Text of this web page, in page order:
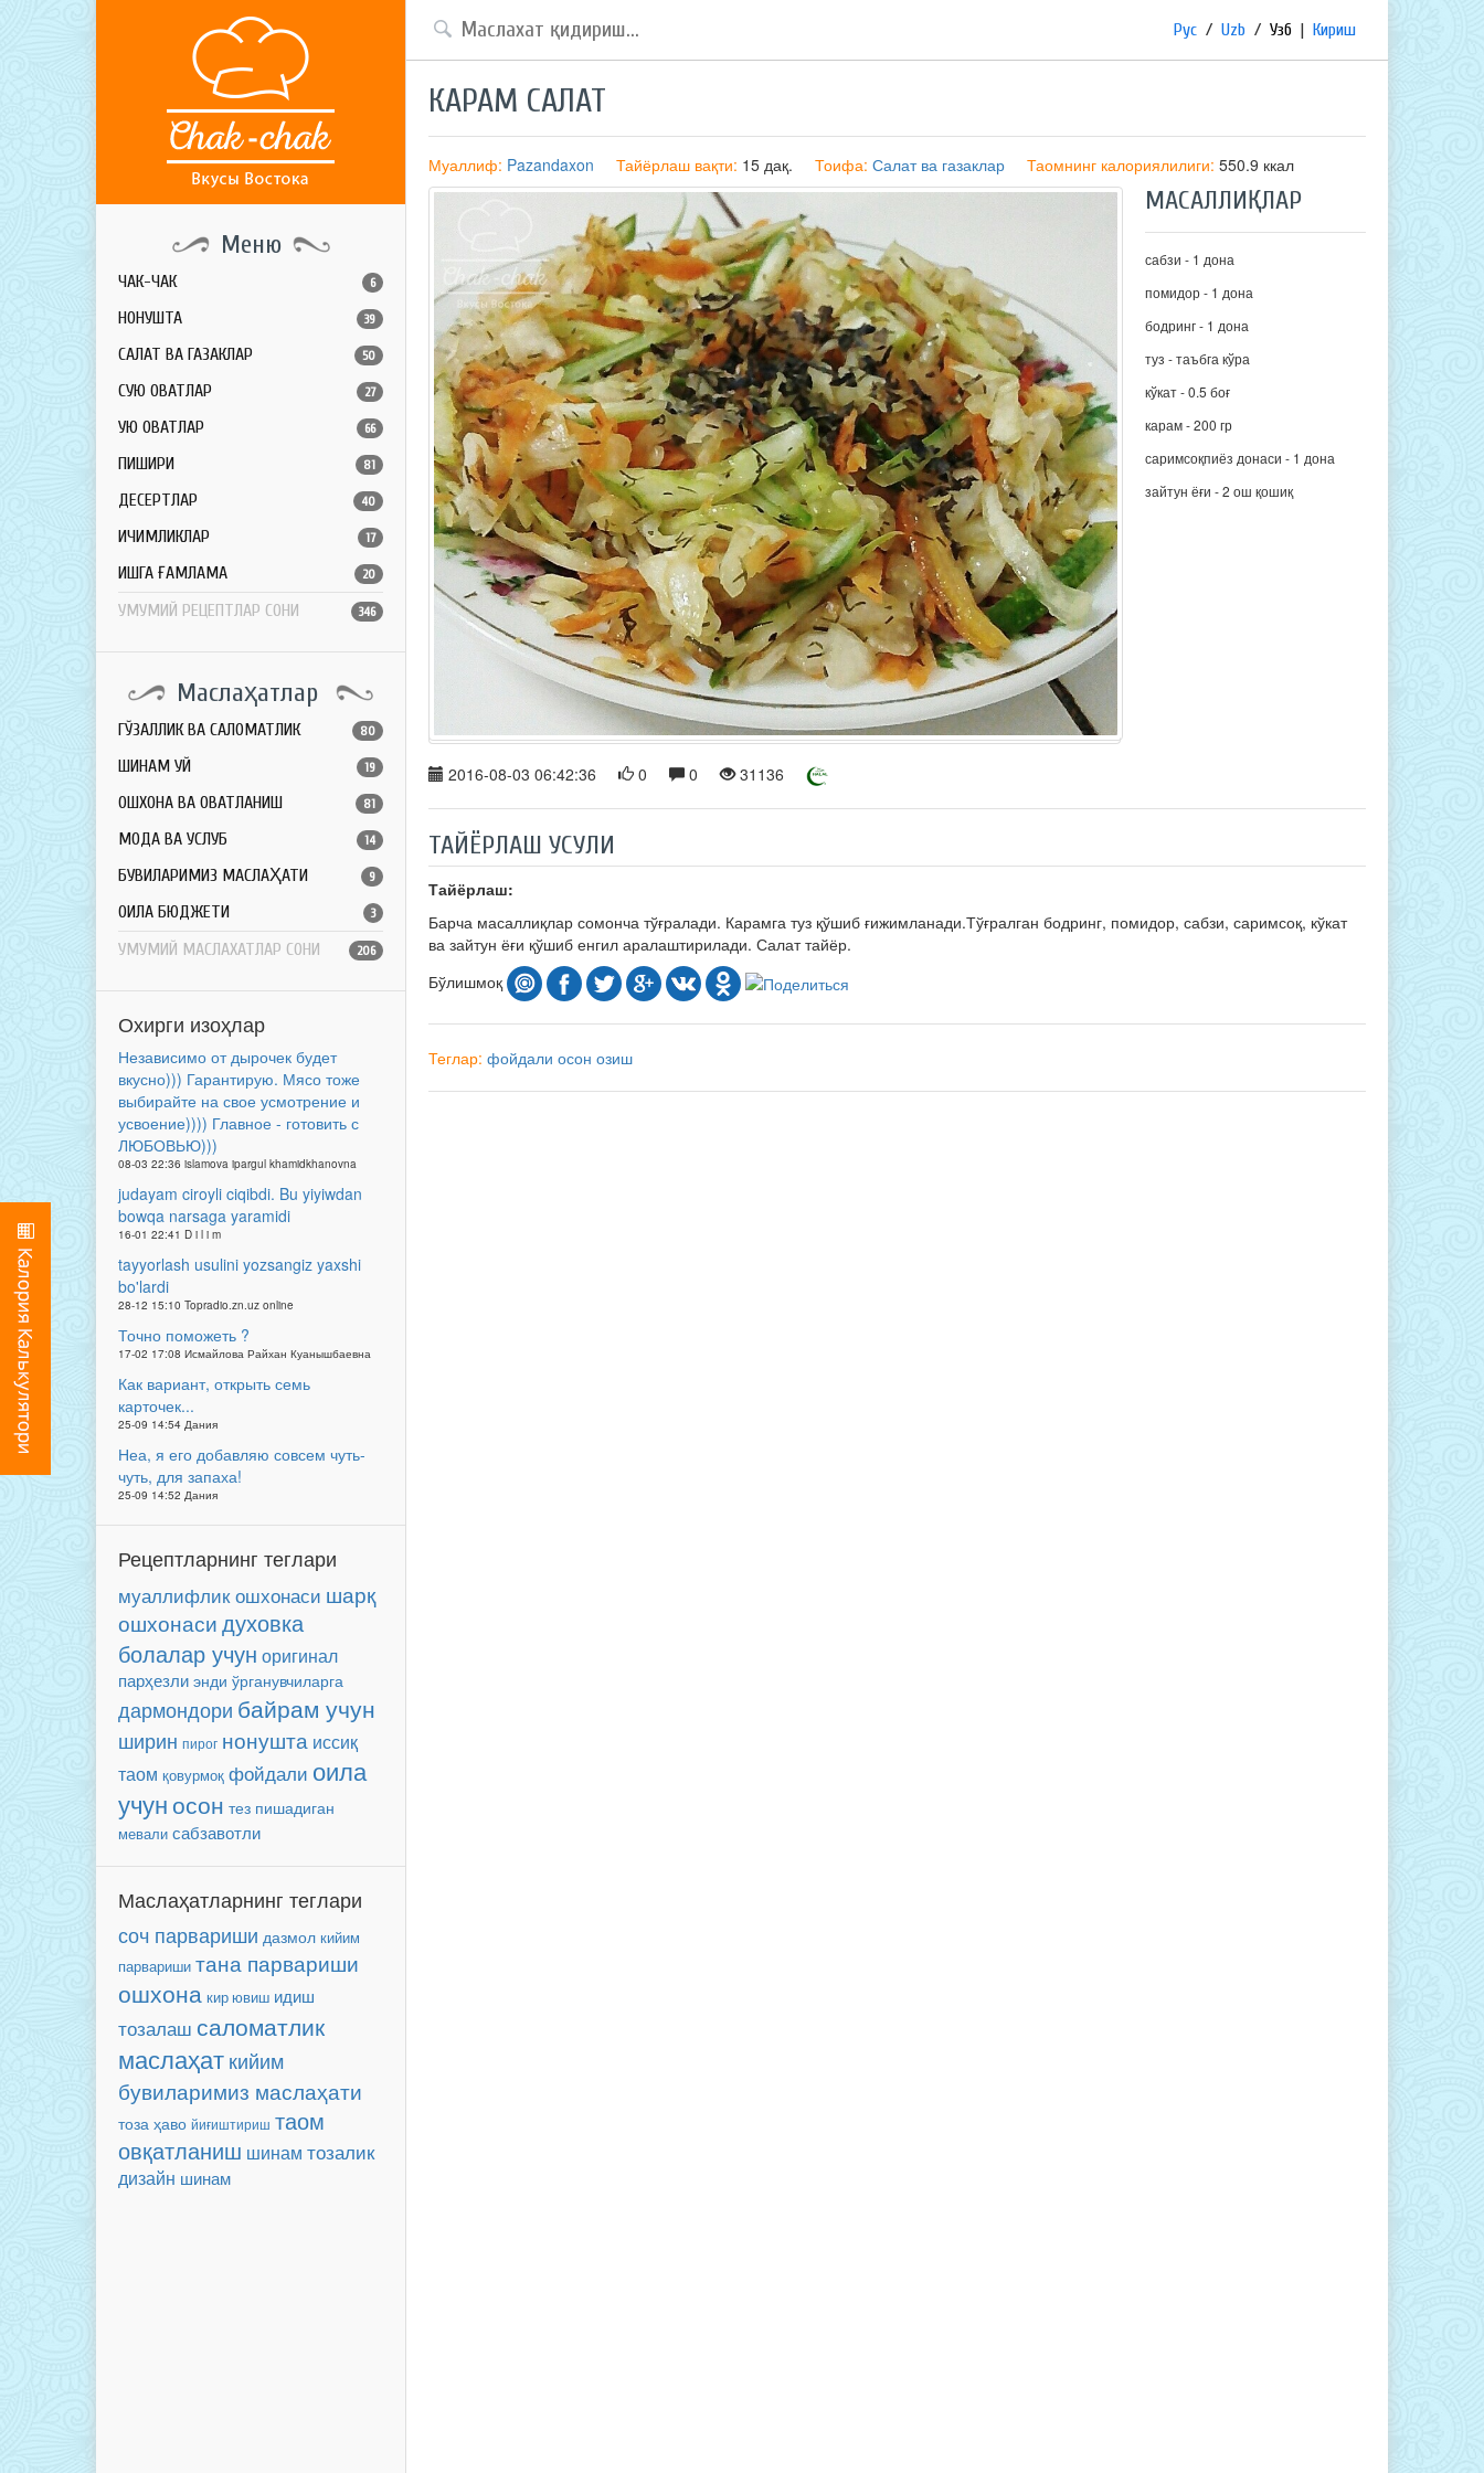
Меню
ЧАК-ЧАК 6
НОНУШТА 39
САЛАТ ВА ГАЗАКЛАР 50
СУЮҚ ОВҚАТЛАР 27
ҚУЮҚ ОВҚАТЛАР 66
ПИШИРИҚ 81
ДЕСЕРТЛАР 40
ИЧИМЛИКЛАР 17
ҚИШГА ҒАМЛАМА 20
УМУМИЙ РЕЦЕПТЛАР СОНИ 346
Маслаҳатлар
ГЎЗАЛЛИК ВА САЛОМАТЛИК 80
ШИНАМ УЙ 19
ОШХОНА ВА ОВҚАТЛАНИШ 81
МОДА ВА УСЛУБ 14
БУВИЛАРИМИЗ МАСЛАҲАТИ 9
ОИЛА БЮДЖЕТИ 3
УМУМИЙ МАСЛАХАТЛАР СОНИ 206
Охирги изоҳлар
Независимо от дырочек будет
вкусно))) Гарантирую. Мясо тоже
выбирайте на свое усмотрение и
усвоение)))) Главное - готовить с
ЛЮБОВЬЮ)))
08-03 22:36 islamova ipargul khamidkhanovna
judayam ciroyli ciqibdi. Bu yiyiwdan
bowqa narsaga yaramidi
16-01 22:41 D i l i m
tayyorlash usulini yozsangiz yaxshi
bo'lardi
28-12 15:10 Topradio.zn.uz online
Точно поможеть ?
17-02 17:08 Исмайлова Райхан Куанышбаевна
Как вариант, открыть семь
карточек...
25-09 14:54 Дания
Неа, я его добавляю совсем чуть-
чуть, для запаха!
25-09 14:52 Дания
Рецептларнинг теглари
муаллифлик ошхонаси шарқ
ошхонасидуховка
болалар учун оригинал
парҳезли энди ўрганувчиларга
дармондори байрам учун
ширин пирог нонушта иссиқ
таом қовурмоқ фойдали оила
учун осон тез пишадиган
мевали сабзавотли
Маслаҳатларнинг теглари
соч парвариши дазмол кийим
парвариши тана парвариши
ошхона кир ювиш идиш
тозалаш саломатлик
маслаҳат кийим
бувиларимиз маслаҳати
тоза ҳаво йиғиштириш таом
овқатланиш шинам тозалик
дизайн шинам
Рус / Uzb / Узб | Кириш
КАРАМ САЛАТ
Муаллиф: Pazandaxon Тайёрлаш вақти: 15 дақ. Тоифа: Салат ва газаклар Таомнинг калориялилиги: 550.9 ккал
2016-08-03 06:42:36 0 0 31136
МАСАЛЛИҚЛАР
сабзи - 1 дона
помидор - 1 дона
бодринг - 1 дона
туз - таъбга кўра
кўкат - 0.5 боғ
карам - 200 гр
саримсоқпиёз донаси - 1 дона
зайтун ёғи - 2 ош қошиқ
ТАЙЁРЛАШ УСУЛИ
Тайёрлаш:
Барча масаллиқлар сомонча тўғралади. Карамга туз қўшиб ғижимланади.Тўғралган бодринг, помидор, сабзи, саримсоқ, кўкат
ва зайтун ёғи қўшиб енгил аралаштирилади. Салат тайёр.
Бўлишмоқ
Теглар: фойдали осон озиш